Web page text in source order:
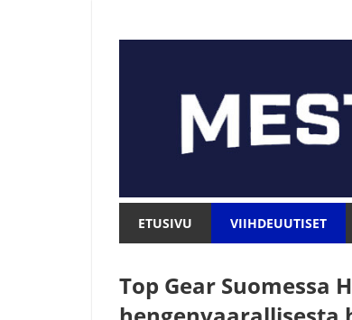
Mesta.net
ETUSIVU VIIHDEUUTISET
Top Gear Suomessa